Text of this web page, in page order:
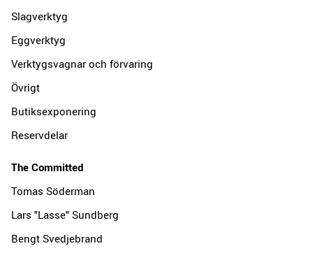
Slagverktyg
Eggverktyg
Verktygsvagnar och förvaring
Övrigt
Butiksexponering
Reservdelar
The Committed
Tomas Söderman
Lars "Lasse" Sundberg
Bengt Svedjebrand